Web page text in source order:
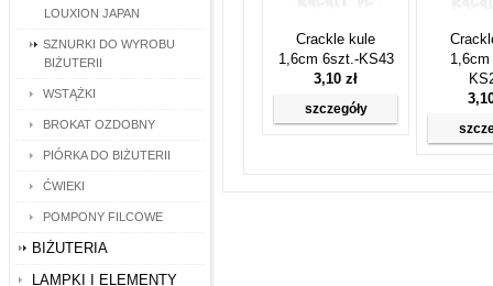
LOUXION JAPAN
SZNURKI DO WYROBU
BIŻUTERII
WSTĄŻKI
BROKAT OZDOBNY
PIÓRKA DO BIŻUTERII
ĆWIEKI
POMPONY FILCOWE
BIŻUTERIA
LAMPKI I ELEMENTY
Crackle kule
1,6cm 6szt.-KS43
3,10 zł
szczegóły